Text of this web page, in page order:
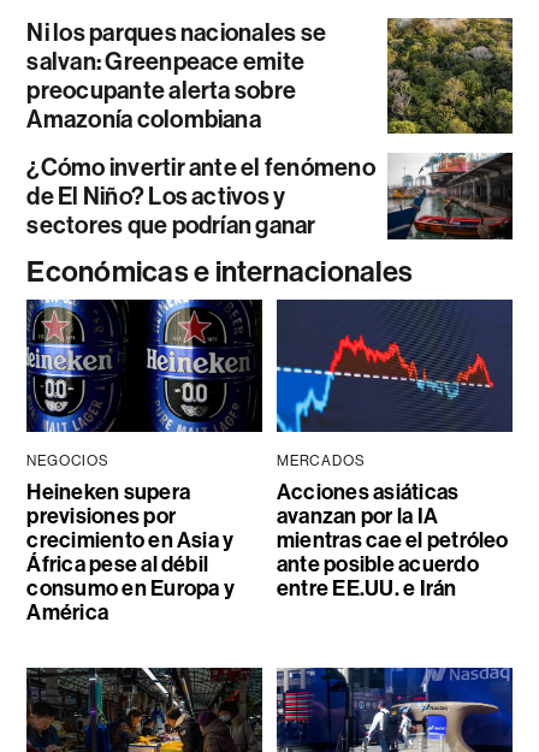
Ni los parques nacionales se
salvan: Greenpeace emite
preocupante alerta sobre
Amazonía colombiana
¿Cómo invertir ante el fenómeno
de El Niño? Los activos y
sectores que podrían ganar
Económicas e internacionales
NEGOCIOS
Heineken supera
previsiones por
crecimiento en Asia y
África pese al débil
consumo en Europa y
América
MERCADOS
Acciones asiáticas
avanzan por la IA
mientras cae el petróleo
ante posible acuerdo
entre EE.UU. e Irán